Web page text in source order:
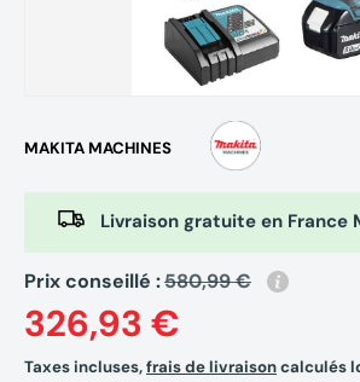
MAKITA MACHINES
Livraison gratuite en France
Prix conseillé :580,99 €
326,93 €
Taxes incluses,frais de livraisoncalculés